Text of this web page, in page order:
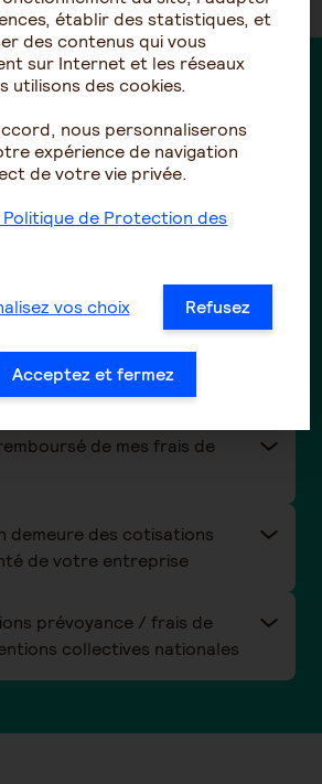
frais de santé de la
de la Boucherie-
hippophagique (n°3101
prévoyance et santé de la
nationale Eclat
-(N°3246 - IDCC 1518)
de mes frais de
demeure des cotisations
de votre entreprise
prévoyance / frais de
collectives nationales
établir des statistiques, et
des contenus qui vous
sur Internet et les réseaux
utilisons des cookies.
nous personnaliserons
expérience de navigation
de votre vie privée.
de Protection des
vos choix Refusez
Acceptez et fermez